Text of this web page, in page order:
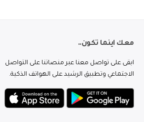
معك اينما تكون..
ابقى على تواصل معنا عبر منصاتنا على التواصل
الاجتماعي وتطبيق الرشيد على الهواتف الذكية.